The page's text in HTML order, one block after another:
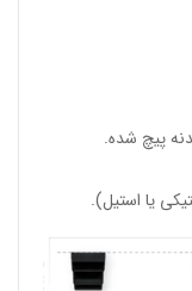
پیچ شده.